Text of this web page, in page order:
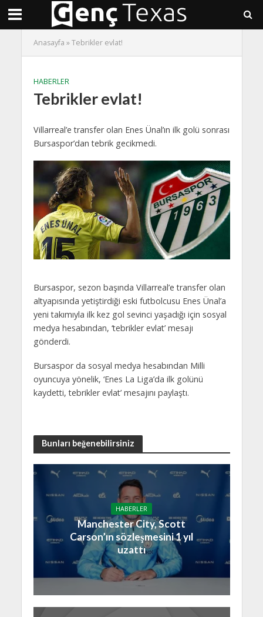
Anasayfa »Tebrikler evlat!
HABERLER
Tebrikler evlat!
Villarreal’e transfer olan Enes Ünal’ın ilk golü sonrası
Bursaspor’dan tebrik gecikmedi.
Bursaspor, sezon başında Villarreal’e transfer olan
altyapısında yetiştirdiği eski futbolcusu Enes Ünal’a
yeni takımıyla ilk kez gol sevinci yaşadığı için sosyal
medya hesabından, ‘tebrikler evlat’ mesajı
gönderdi.
Bursaspor da sosyal medya hesabından Milli
oyuncuya yönelik, ‘Enes La Liga’da ilk golünü
kaydetti, tebrikler evlat’ mesajını paylaştı.
Bunları beğenebilirsiniz
HABERLER
Manchester City, Scott
Carson’ın sözleşmesini 1 yıl
uzattı